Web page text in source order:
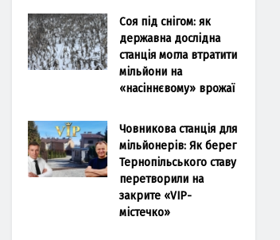
Соя під снігом: як
державна дослідна
станція могла втратити
мільйони на
«насіннєвому» врожаї
Човникова станція для
мільйонерів: Як берег
Тернопільського ставу
перетворили на
закрите «VIP-
містечко»